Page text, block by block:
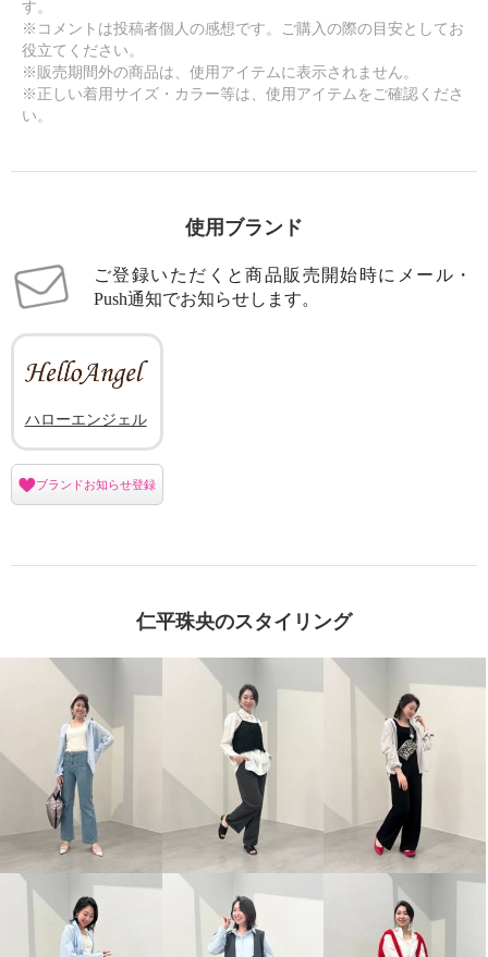
す。
※コメントは投稿者個人の感想です。ご購入の際の目安としてお
役立てください。
※販売期間外の商品は、使用アイテムに表示されません。
※正しい着用サイズ・カラー等は、使用アイテムをご確認くださ
い。
使用ブランド
ご登録いただくと商品販売開始時にメール・
Push通知でお知らせします。
ハローエンジェル
ブランドお知らせ登録
仁平珠央のスタイリング